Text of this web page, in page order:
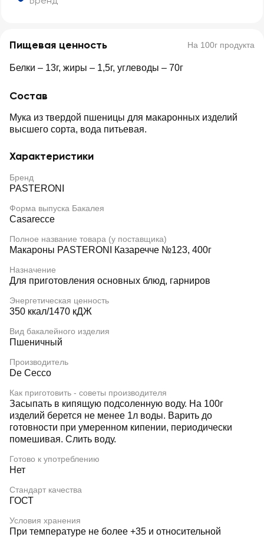
Пищевая ценность На 100г продукта
Белки – 13г, жиры – 1,5г, углеводы – 70г
Состав
Мука из твердой пшеницы для макаронных изделий
высшего сорта, вода питьевая.
Характеристики
Бренд
PASTERONI
Форма выпуска Бакалея
Casarecce
Полное название товара (у поставщика)
Макароны PASTERONI Казаречче №123, 400г
Назначение
Для приготовления основных блюд, гарниров
Энергетическая ценность
350 ккал/1470 кДЖ
Вид бакалейного изделия
Пшеничный
Производитель
De Cecco
Как приготовить - советы производителя
Засыпать в кипящую подсоленную воду. На 100г
изделий берется не менее 1л воды. Варить до
готовности при умеренном кипении, периодически
помешивая. Слить воду.
Готово к употреблению
Нет
Стандарт качества
ГОСТ
Условия хранения
При температуре не более +35 и относительной